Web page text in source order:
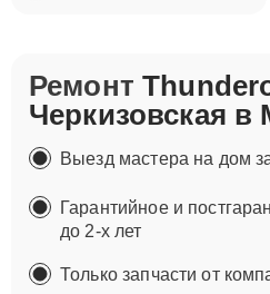
Ремонт
Черкизовская в
Выезд мастера на дом
Гарантийное и
до 2-х лет
Только запчасти от